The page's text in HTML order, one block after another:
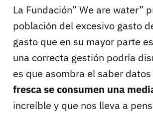
La Fundación” We are water”
población del excesivo gasto
gasto que en su mayor parte
una correcta gestión podría
es que asombra el saber
fresca se consumen una
increíble y que nos lleva a